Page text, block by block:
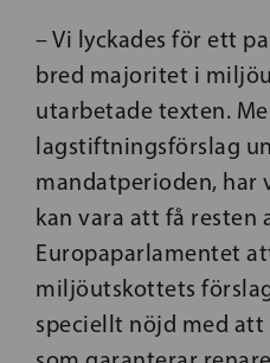
– Vi lyckades för ett
bred majoritet i
utarbetade texten.
lagstiftningsförslag
mandatperioden, har
kan vara att få resten
Europaparlamentet
miljöutskottets
speciellt nöjd med